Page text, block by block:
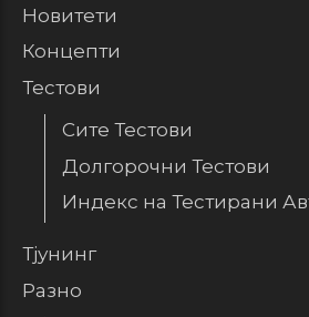
Новитети
Концепти
Тестови
Сите Тестови
Долгорочни Тестови
Индекс на Тестирани
Тјунинг
Разно